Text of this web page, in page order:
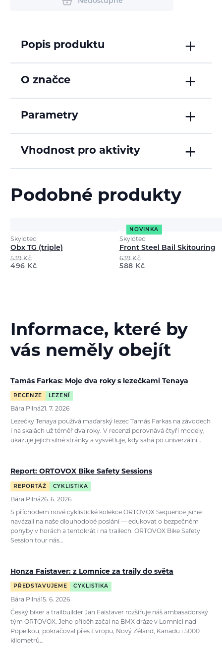
Popis produktu
O značce
Parametry
Vhodnost pro aktivity
Podobné produkty
Skylotec
Obx TG (triple)
539Kč
496 Kč
NOVINKA
Skylotec
Front Steel Bail Skitouring
639Kč
588 Kč
Informace, které by
vás neměly obejít
Tamás Farkas: Moje dva roky s lezečkami Tenaya
RECENZE LEZENÍ
Bára Pilná21. 7. 2026
Lezečky Tenaya používá maďarský lezec Tamás Farkas na závodech
i na skalách už téměř dva roky. V recenzi porovnává čtyři modely,
ukazuje jejich silné stránky a vysvětluje, kdy sahá po univerzální…
Report: ORTOVOX Bike Safety Sessions
REPORTÁŽ CYKLISTIKA
Bára Pilná26. 6. 2026
S příchodem nové cyklistické kolekce ORTOVOX Sequence jsme
navázali na naše dlouhodobé poslání — edukovat o bezpečném
pohyby v horách a tentokrát i na trailech. ORTOVOX Bike Safety
Session tour nás…
Honza Faistaver: z Lomnice za traily do světa
PŘEDSTAVUJEME CYKLISTIKA
Bára Pilná 15. 6. 2026
Český biker a trailbuilder Jan Faistaver rozšiřuje náš ambasadorský
tým ORTOVOX. Jeho příběh začal na BMX dráze v Lomnici nad
Popelkou, pokračoval přes Evropu, Nový Zéland, Kanadu i 5000
kilometrů…